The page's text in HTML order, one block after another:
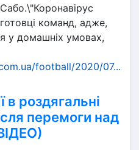
команд, адже,
у домашніх умовах,
football/2020/07...
в роздягальні
перемоги над